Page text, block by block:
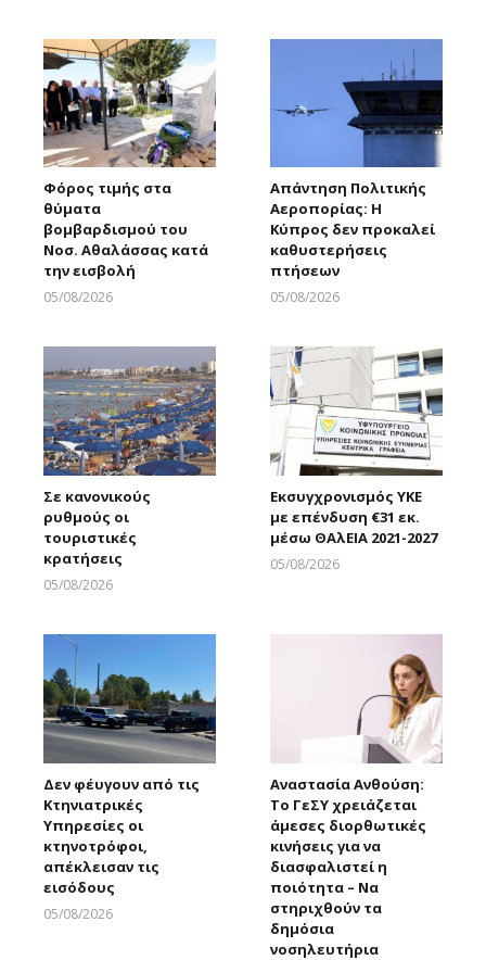
Φόρος τιμής στα
θύματα
βομβαρδισμού του
Νοσ. Αθαλάσσας κατά
την εισβολή
05/08/2026
Απάντηση Πολιτικής
Αεροπορίας: Η
Κύπρος δεν προκαλεί
καθυστερήσεις
πτήσεων
05/08/2026
Σε κανονικούς
ρυθμούς οι
τουριστικές
κρατήσεις
05/08/2026
Εκσυγχρονισμός ΥΚΕ
με επένδυση €31 εκ.
μέσω ΘΑλΕΙΑ 2021-2027
05/08/2026
Δεν φέυγουν από τις
Κτηνιατρικές
Υπηρεσίες οι
κτηνοτρόφοι,
απέκλεισαν τις
εισόδους
05/08/2026
Αναστασία Ανθούση:
Το ΓεΣΥ χρειάζεται
άμεσες διορθωτικές
κινήσεις για να
διασφαλιστεί η
ποιότητα – Να
στηριχθούν τα
δημόσια
νοσηλευτήρια